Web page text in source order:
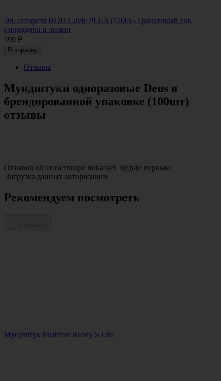
Эл. сигарета HQD Cuvie PLUS (1200) - Гранатовый сок
смородина и лимон
599 ₽
В корзину
Отзывы
Мундштуки одноразовые Deus в
брендированной упаковке (100шт)
отзывы
Отзывов об этом товаре пока нет. Будьте первым!
Загрузка данных авторизации
Рекомендуем посмотреть
Мундштук MattPear Ready S Lite